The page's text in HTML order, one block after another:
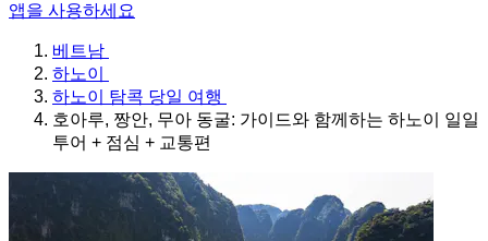
앱을 사용하세요
베트남
하노이
하노이 탐콕 당일 여행
호아루, 짱안, 무아 동굴: 가이드와 함께하는 하노이 일일
투어 + 점심 + 교통편